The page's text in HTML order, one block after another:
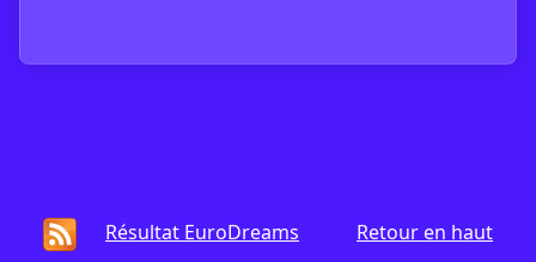
Retour en haut
Résultat EuroDreams